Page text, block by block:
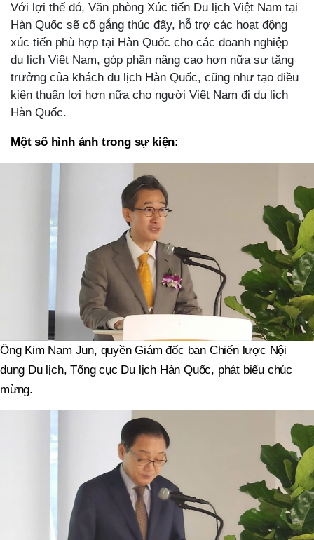
Với lợi thế đó, Văn phòng Xúc tiến Du lịch Việt Nam tại
Hàn Quốc sẽ cố gắng thúc đẩy, hỗ trợ các hoạt động
xúc tiến phù hợp tại Hàn Quốc cho các doanh nghiệp
du lịch Việt Nam, góp phần nâng cao hơn nữa sự tăng
trưởng của khách du lịch Hàn Quốc, cũng như tạo điều
kiện thuận lợi hơn nữa cho người Việt Nam đi du lịch
Hàn Quốc.
Một số hình ảnh trong sự kiện:
Ông Kim Nam Jun, quyền Giám đốc ban Chiến lược Nội
dung Du lịch, Tổng cục Du lịch Hàn Quốc, phát biểu chúc
mừng.